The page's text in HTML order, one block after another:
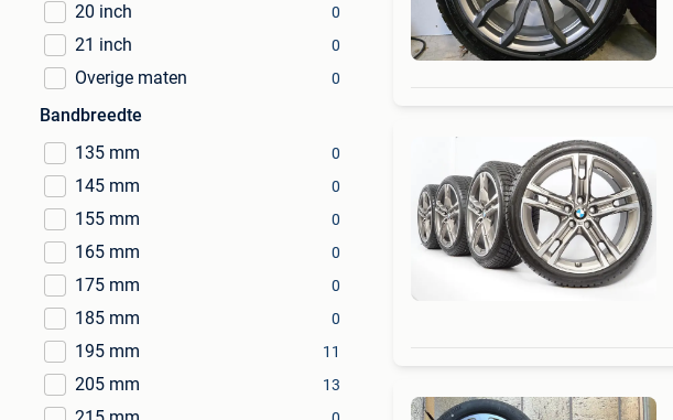
20 inch 0
21 inch 0
Overige maten 0
Bandbreedte
135 mm
0
145 mm 0
155 mm 0
165 mm 0
175 mm 0
185 mm 0
195 mm 11
205 mm 13